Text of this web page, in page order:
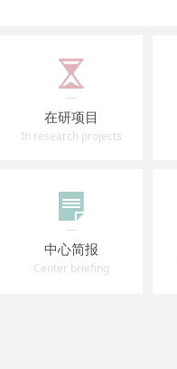
在研项目
In research projects
中心简报
Center briefing